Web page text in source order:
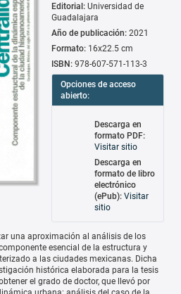
Editorial: Universidad de
Guadalajara
Año de publicación: 2021
Formato: 16x22.5 cm
ISBN: 978-607-571-113-3
Opciones de acceso
abierto:
Descarga en
formato PDF:
Visitar sitio
Descarga en
formato de libro
electrónico
(ePub): Visitar
sitio
una aproximación al análisis de los
esencial de la estructura y
a las ciudades mexicanas. Dicha
histórica elaborada para la tesis
el grado de doctor, que llevó por